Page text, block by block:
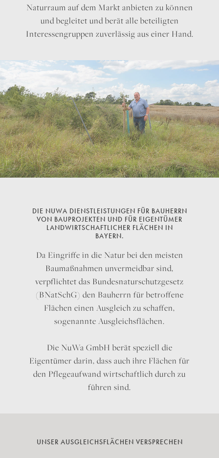
Naturraum auf dem Markt anbieten zu können
und begleitet und berät alle beteiligten
Interessengruppen zuverlässig aus einer Hand.
DIE NUWA DIENSTLEISTUNGEN FÜR BAUHERRN
VON BAUPROJEKTEN UND FÜR EIGENTÜMER
LANDWIRTSCHAFTLICHER FLÄCHEN IN
BAYERN.
Da Eingriffe in die Natur bei den meisten
Baumaßnahmen unvermeidbar sind,
verpflichtet das Bundesnaturschutzgesetz
(BNatSchG) den Bauherrn für betroffene
Flächen einen Ausgleich zu schaffen,
sogenannte Ausgleichsflächen.
Die NuWa GmbH berät speziell die
Eigentümer darin, dass auch ihre Flächen für
den Pflegeaufwand wirtschaftlich durch zu
führen sind.
UNSER AUSGLEICHSFLÄCHEN VERSPRECHEN